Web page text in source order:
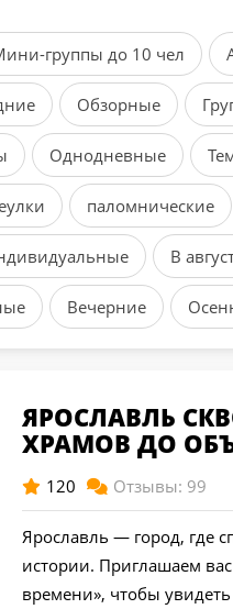
группы до 10 чел
Обзорные
Однодневные
паломнические
В
Вечерние
ЯРОСЛАВЛЬ
ХРАМОВ ДО
120 Отзывы: 99
Ярославль — город, где
истории. Приглашаем
времени», чтобы